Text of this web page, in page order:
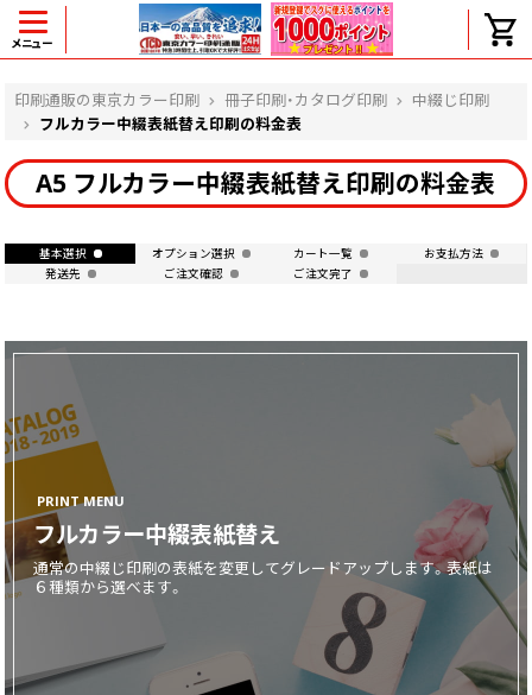
メニュー
印刷通販の東京カラー印刷 冊子印刷・カタログ印刷
中綴じ印刷
フルカラー中綴表紙替え印刷の料金表
A5 フルカラー中綴表紙替え印刷の料金表
基本選択 オプション選択 カート一覧
お支払方法
発送先
ご注文確認 ご注文完了
PRINT MENU
フルカラー中綴表紙替え
通常の中綴じ印刷の表紙を変更してグレードアップします。表紙は
６種類から選べます。
ヘルプ
よくある質問
せん。
価格表にない部数の注文は可能ですか？
完成時間の目安を電話で確認できますか？
初回特典の1000ポイントを使用するに
は？
見本と印刷データの比較はしてくれます
か？
画面表示操作
注文